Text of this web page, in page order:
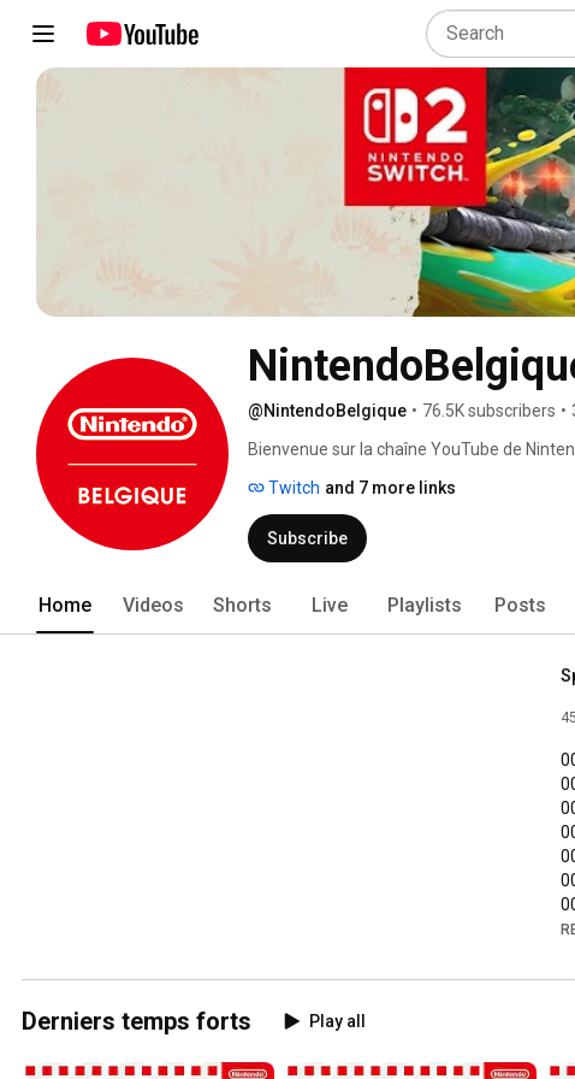
@NintendoBelgique • 76.5K subscribers •
Bienvenue sur la chaîne YouTube de
Twitch and 7 more links
Subscribe
Home Videos Shorts Live Playlists Posts
Derniers temps forts Play all